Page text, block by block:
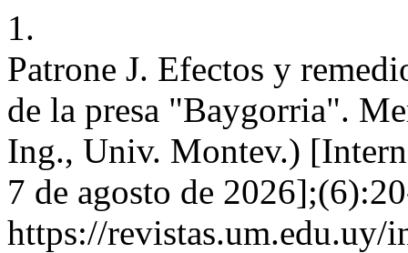
1.
Patrone J. Efectos y
de la presa "Baygorria".
Ing., Univ. Montev.)
7 de agosto de
https://